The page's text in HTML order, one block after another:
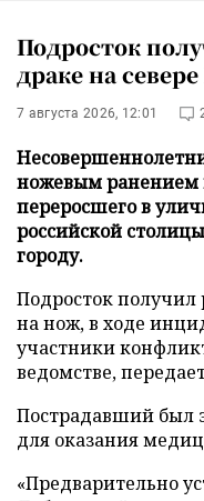
Подросток
драке на
7 августа 2026, 12:01
ножевым ранением
переросшего в
российской
городу.
Подросток
на нож, в ходе
участники
ведомстве,
Пострадавший был
для оказания
«Предварительно